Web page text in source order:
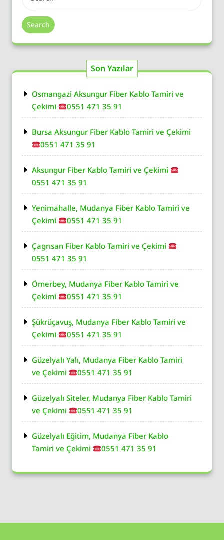
Search
Son Yazılar
Osmangazi Aksungur Fiber Kablo Tamiri ve
Çekimi
0551 471 35 91
Bursa Aksungur Fiber Kablo Tamiri ve Çekimi
0551 471 35 91
Aksungur Fiber Kablo Tamiri ve Çekimi
0551 471 35 91
Yenimahalle, Mudanya Fiber Kablo Tamiri ve
Çekimi
0551 471 35 91
Çagrısan Fiber Kablo Tamiri ve Çekimi
0551 471 35 91
Ömerbey, Mudanya Fiber Kablo Tamiri ve
Çekimi
0551 471 35 91
Şükrüçavuş, Mudanya Fiber Kablo Tamiri ve
Çekimi
0551 471 35 91
Güzelyalı Yalı, Mudanya Fiber Kablo Tamiri
ve Çekimi
0551 471 35 91
Güzelyalı Siteler, Mudanya Fiber Kablo Tamiri
ve Çekimi
0551 471 35 91
Güzelyalı Eğitim, Mudanya Fiber Kablo
Tamiri ve Çekimi
0551 471 35 91